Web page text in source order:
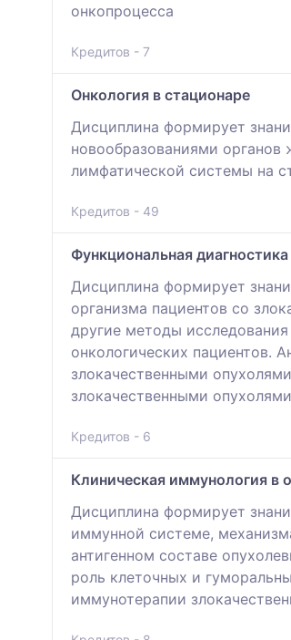
онкопроцесса
Кредитов - 7
Онкология в стационаре
Дисциплина формирует
новообразованиями
лимфатической системы на
Кредитов - 49
Функциональная
Дисциплина формирует
организма пациентов со
другие методы
онкологических пациентов.
злокачественными
злокачественными
Кредитов - 6
Клиническая иммунология в
Дисциплина формирует
иммунной системе,
антигенном составе
роль клеточных и
иммунотерапии